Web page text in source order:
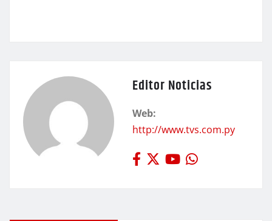
Editor Noticias
Web:
http://www.tvs.com.py